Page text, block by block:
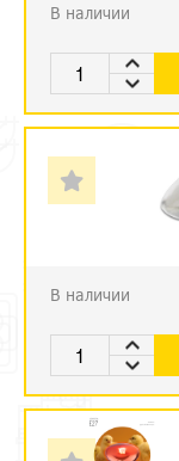
В наличии
В наличии